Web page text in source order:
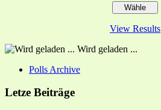
View Results
Wird geladen ...
Polls Archive
Letze Beiträge